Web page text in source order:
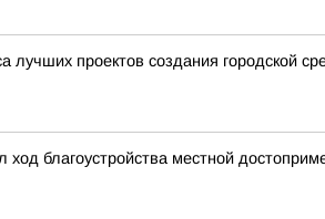
лучших проектов создания городской
благоустройства местной